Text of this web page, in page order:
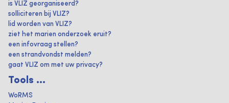
is VLIZ georganiseerd?
solliciteren bij VLIZ?
lid worden van VLIZ?
ziet het marien onderzoek eruit?
een infovraag stellen?
een strandvondst melden?
gaat VLIZ om met uw privacy?
Tools ...
WoRMS